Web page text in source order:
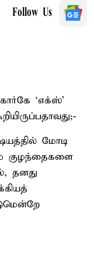
Follow Us
‘எக்ஸ்’
மோடி
குழந்தைகளை
தனது